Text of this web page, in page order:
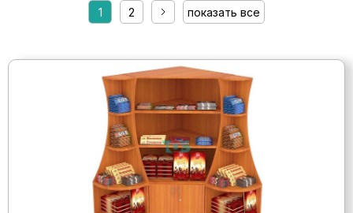
1 2 показать все